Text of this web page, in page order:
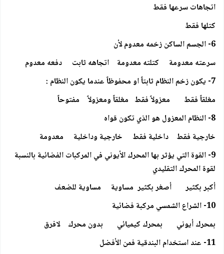
اتجاهات سرعها فقط
كتلها فقط
6- الجسم الساكن زخمه معدوم لأن
سرعته معدومة كتلته معدومة اتجاهه ثابت دفعه معدوم
7- يكون زخم النظام ثابتاً او محفوظاً عندما يكون النظام :
مغلقاً فقط معزولاً فقط مغلقاً ومعزولاً مفتوحاً
8- النظام المعزول هو الذي تكون قواه
خارجية فقط داخلية فقط خارجية وداخلية معدومة
9- القوة التي يؤثر بها المحرك الأيوني في المركبات الفضائية بالنسبة
لقوة المحرك التقليدي
أكبر بكثير أصغر بكثير مساوية مساوية للضعف
10- الشراع الشمسي مركبة فضائية
بمحرك أيوني بمحرك كيميائي بدون محرك لافرق
11- عند استخدام البندقية فمن الأفضل